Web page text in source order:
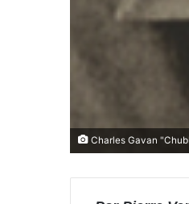
Charles Gavan